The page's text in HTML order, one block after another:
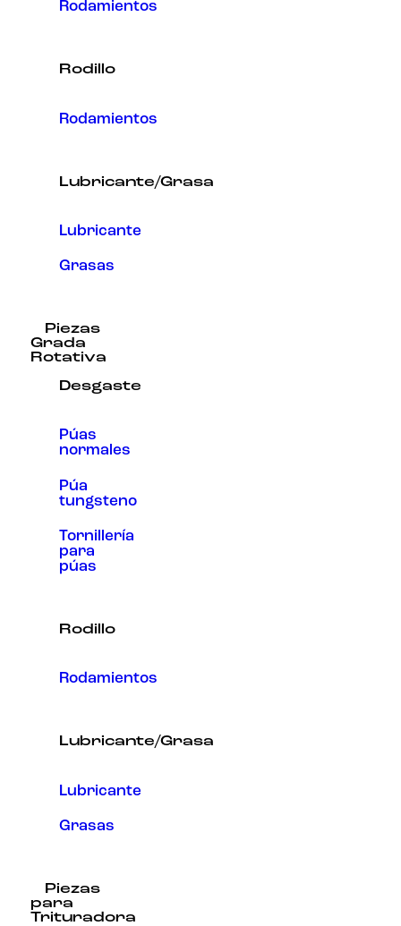
Rodamientos
Rodillo
Rodamientos
Lubricante/Grasa
Lubricante
Grasas
Piezas
Grada
Rotativa
Desgaste
Púas
normales
Púa
tungsteno
Tornillería
para
púas
Rodillo
Rodamientos
Lubricante/Grasa
Lubricante
Grasas
Piezas
para
Trituradora